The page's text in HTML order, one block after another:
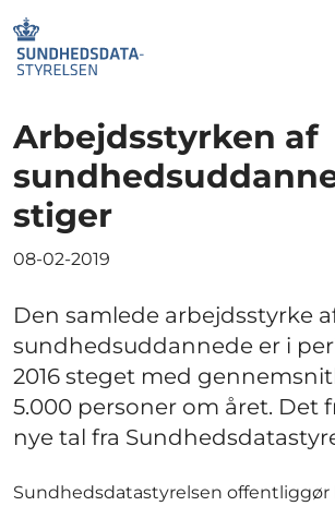
Arbejdsstyrken af
stiger
08-02-2019
Den samlede arbejdsstyrke
sundhedsuddannede er i
2016 steget med
5.000 personer om året. Det
nye tal fra
Sundhedsdatastyrelsen offentliggør